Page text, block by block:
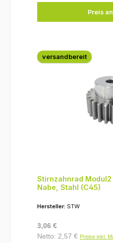
Preis
versandbereit
Stirnzahnrad
Nabe, Stahl (C45)
Hersteller: STW
Regulärer Preis:
3,06 €
Netto: 2,57 € Preise inkl.